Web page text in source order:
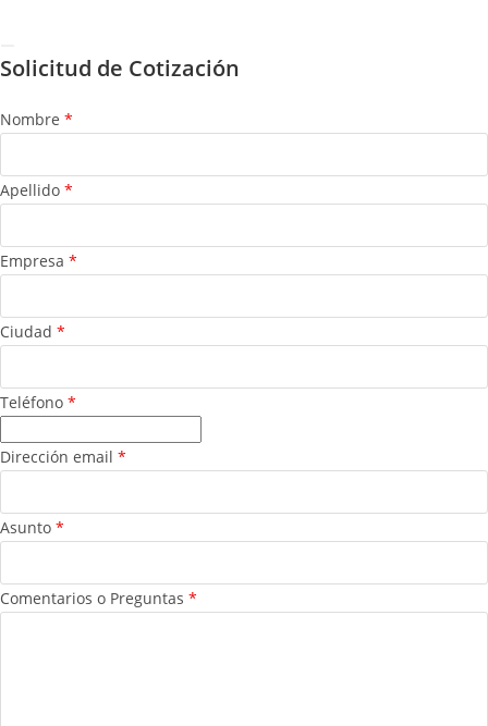
Solicitud de Cotización
Nombre *
Apellido *
Empresa *
Ciudad *
Teléfono *
Dirección email *
Asunto *
Comentarios o Preguntas *